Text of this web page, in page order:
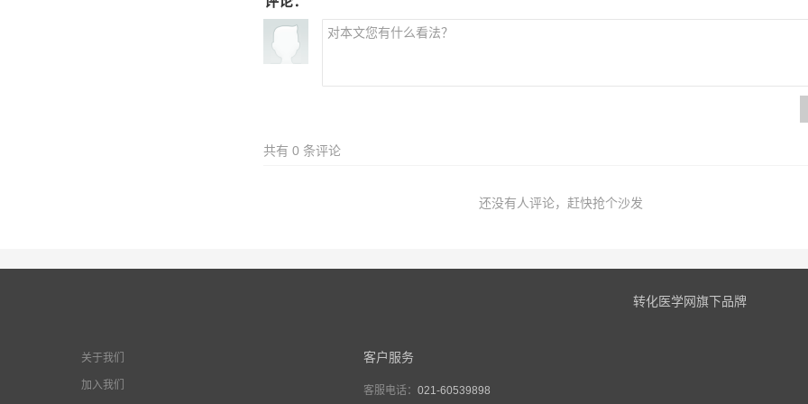
共有 0 条评论
还没有人评论，赶快抢个沙发
关于我们
加入我们
客户服务
客服电话： 021-60539898
转化医学网旗下品牌